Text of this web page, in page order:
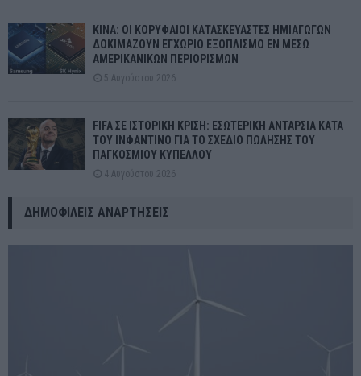
ΚΙΝΑ: ΟΙ ΚΟΡΥΦΑΙΟΙ ΚΑΤΑΣΚΕΥΑΣΤΕΣ ΗΜΙΑΓΩΓΩΝ
ΔΟΚΙΜΑΖΟΥΝ ΕΓΧΩΡΙΟ ΕΞΟΠΛΙΣΜΟ ΕΝ ΜΕΣΩ
ΑΜΕΡΙΚΑΝΙΚΩΝ ΠΕΡΙΟΡΙΣΜΩΝ
5 Αυγούστου 2026
FIFA ΣΕ ΙΣΤΟΡΙΚΗ ΚΡΙΣΗ: ΕΣΩΤΕΡΙΚΗ ΑΝΤΑΡΣΙΑ ΚΑΤΑ
ΤΟΥ ΙΝΦΑΝΤΙΝΟ ΓΙΑ ΤΟ ΣΧΕΔΙΟ ΠΩΛΗΣΗΣ ΤΟΥ
ΠΑΓΚΟΣΜΙΟΥ ΚΥΠΕΛΛΟΥ
4 Αυγούστου 2026
ΔΗΜΟΦΙΛΕΊΣ ΑΝΑΡΤΉΣΕΙΣ